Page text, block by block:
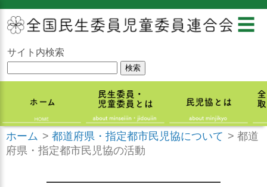
☰
サイト内検索
ホーム > 都道府県・指定都市民児協について > 都道
府県・指定都市民児協の活動